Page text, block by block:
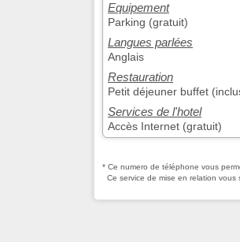
Equipement
Parking (gratuit)
Langues parlées
Anglais
Restauration
Petit déjeuner buffet
Services de l'hotel
Accès Internet (gratuit)
* Ce numero de téléphone vous
Ce service de mise en relation